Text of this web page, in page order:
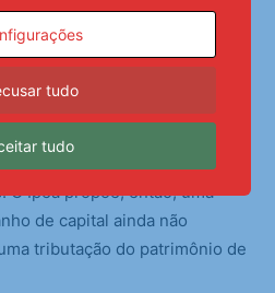
para despesas médicas.
fiscal, a preocupação é
os mais ricos migrem as
incentivo para a
O Ipea propõe, então, uma
de capital ainda não
tributação do patrimônio de
tudo
tudo